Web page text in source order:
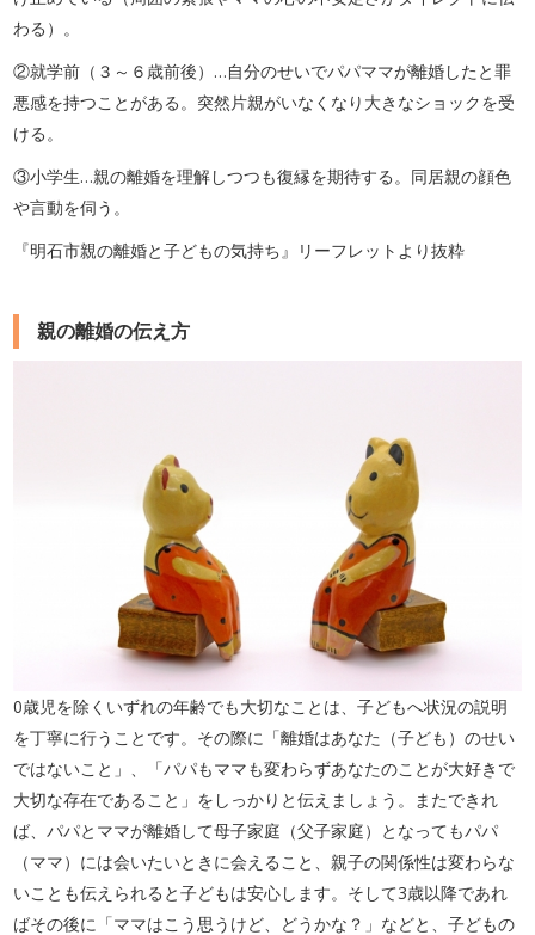
わる）。
②就学前（３～６歳前後）…自分のせいでパパママが離婚したと罪
悪感を持つことがある。突然片親がいなくなり大きなショックを受
ける。
③小学生…親の離婚を理解しつつも復縁を期待する。同居親の顔色
や言動を伺う。
『明石市親の離婚と子どもの気持ち』リーフレットより抜粋
親の離婚の伝え方
0歳児を除くいずれの年齢でも大切なことは、子どもへ状況の説明
を丁寧に行うことです。その際に「離婚はあなた（子ども）のせい
ではないこと」、「パパもママも変わらずあなたのことが大好きで
大切な存在であること」をしっかりと伝えましょう。またできれ
ば、パパとママが離婚して母子家庭（父子家庭）となってもパパ
（ママ）には会いたいときに会えること、親子の関係性は変わらな
いことも伝えられると子どもは安心します。そして3歳以降であれ
ばその後に「ママはこう思うけど、どうかな？」などと、子どもの